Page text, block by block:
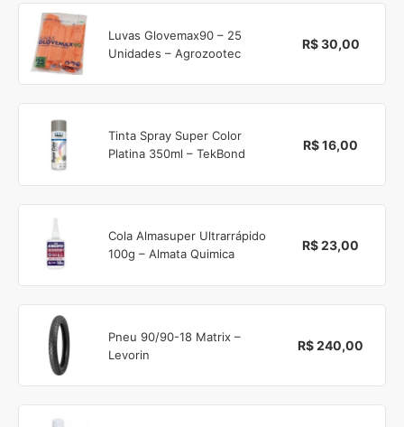
Luvas Glovemax90 – 25
Unidades – Agrozootec
R$ 30,00
Tinta Spray Super Color
Platina 350ml – TekBond
R$ 16,00
Cola Almasuper Ultrarrápido
100g – Almata Quimica
R$ 23,00
Pneu 90/90-18 Matrix –
Levorin
R$ 240,00